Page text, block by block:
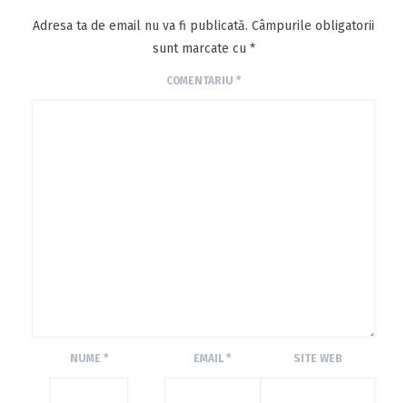
Adresa ta de email nu va fi publicată. Câmpurile obligatorii
sunt marcate cu *
COMENTARIU *
NUME * EMAIL* SITE WEB